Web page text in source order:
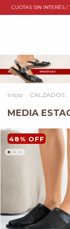
LIQUIDACIÓN
Inicio . CALZADOS .
MEDIA
48% OFF